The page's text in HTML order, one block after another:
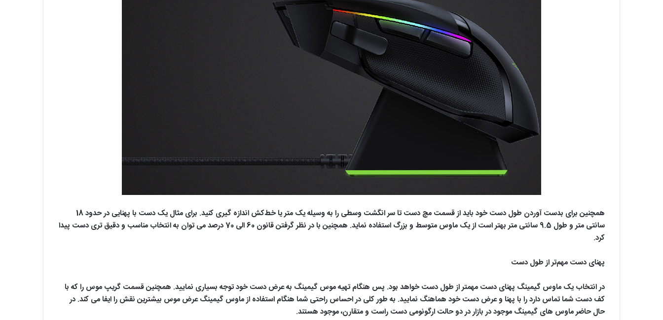
همچنین برای بدست آوردن طول دست خود باید از قسمت مچ دست تا سر انگشت وسطی را به وسیله یک متر یا خط‌کش اندازه گیری کنید. برای مثال یک دست با پهنایی در حدود 18
سانتی متر و طول 9.5 سانتی متر بهتر است از یک ماوس متوسط و بزرگ استفاده نماید. همچنین با در نظر گرفتن قانون 60 الی 70 درصد می توان به انتخاب مناسب و دقیق تری دست پیدا
کرد.
پهنای دست مهم‌تر از طول دست
در انتخاب یک ماوس گیمینگ پهنای دست مهمتر از طول دست خواهد بود. پس هنگام تهیه موس گیمینگ به عرض دست خود توجه بسیاری نمایید. همچنین قسمت گریپ موس را که با
کف دست شما تماس دارد را با پهنا و عرض دست خود هماهنگ نمایید. به طور کلی در احساس راحتی شما هنگام استفاده از ماوس گیمینگ عرض موس بیشترین نقش را ایفا می کند. در
حال حاضر ماوس های گیمینگ موجود در بازار در دو حالت ارگونومی دست راست و متقارن، موجود هستند.